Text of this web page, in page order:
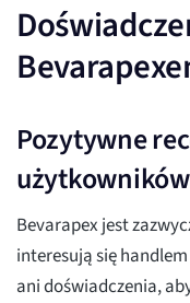
Pozytywne
użytkowników
Bevarapex jest
interesują się
ani doświadczenia,